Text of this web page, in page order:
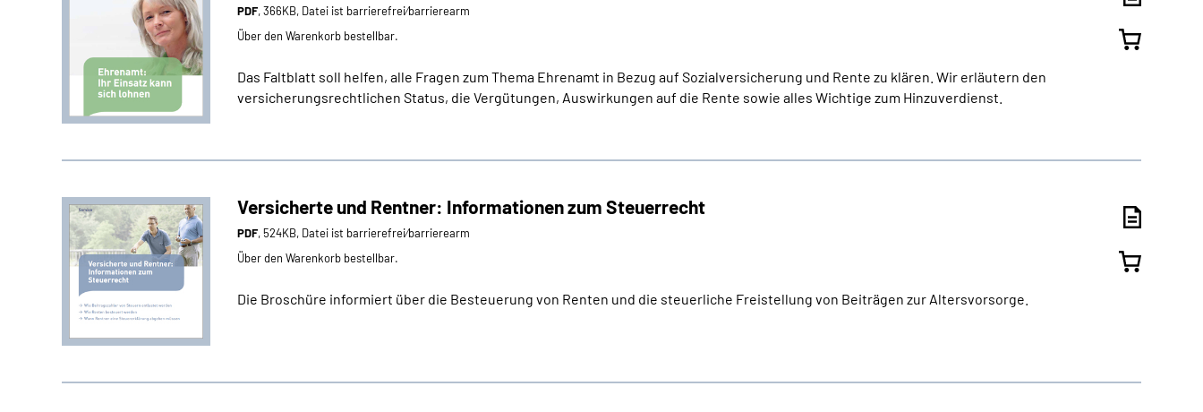
PDF, 366KB, Datei ist barrierefrei⁄barrierearm
Über den Warenkorb bestellbar.
Das Faltblatt soll helfen, alle Fragen zum Thema Ehrenamt in Bezug auf Sozialversicherung und Rente zu klären. Wir erläutern den
versicherungsrechtlichen Status, die Vergütungen, Auswirkungen auf die Rente sowie alles Wichtige zum Hinzuverdienst.
Versicherte und Rentner: Informationen zum Steuerrecht
PDF, 524KB, Datei ist barrierefrei⁄barrierearm
Über den Warenkorb bestellbar.
Die Broschüre informiert über die Besteuerung von Renten und die steuerliche Freistellung von Beiträgen zur Altersvorsorge.